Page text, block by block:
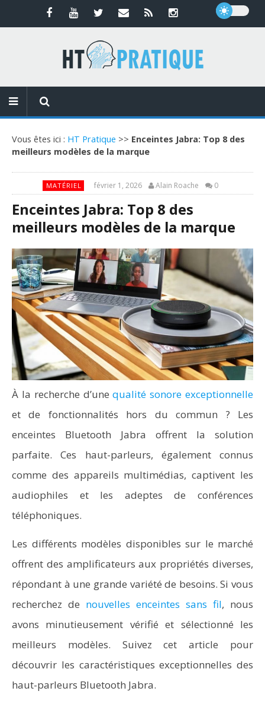
Vous êtes ici : HT Pratique >> Enceintes Jabra: Top 8 des
meilleurs modèles de la marque
MATÉRIEL février 1, 2026 Alain Roache 0
Enceintes Jabra: Top 8 des
meilleurs modèles de la marque
À la recherche d’unequalité sonore exceptionnelle
et de fonctionnalités hors du commun ? Les
enceintes Bluetooth Jabra offrent la solution
parfaite. Ces haut-parleurs, également connus
comme des appareils multimédias, captivent les
audiophiles et les adeptes de conférences
téléphoniques.
Les différents modèles disponibles sur le marché
offrent des amplificateurs aux propriétés diverses,
répondant à une grande variété de besoins. Si vous
recherchez de nouvelles enceintes sans fil, nous
avons minutieusement vérifié et sélectionné les
meilleurs modèles. Suivez cet article pour
découvrir les caractéristiques exceptionnelles des
haut-parleurs Bluetooth Jabra.